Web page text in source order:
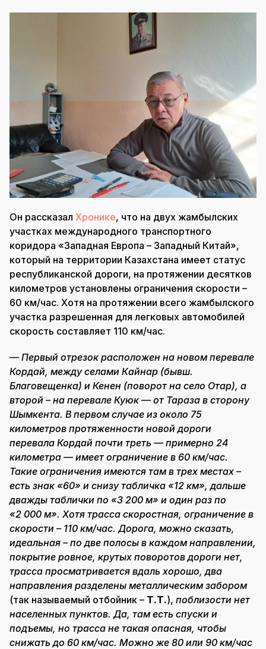
Он рассказал Хронике, что на двух жамбылских
участках международного транспортного
коридора «Западная Европа – Западный Китай»,
который на территории Казахстана имеет статус
республиканской дороги, на протяжении десятков
километров установлены ограничения скорости –
60 км/час. Хотя на протяжении всего жамбылского
участка разрешенная для легковых автомобилей
скорость составляет 110 км/час.
— Первый отрезок расположен на новом перевале
Кордай, между селами Кайнар (бывш.
Благовещенка) и Кенен (поворот на село Отар), а
второй – на перевале Куюк — от Тараза в сторону
Шымкента. В первом случае из около 75
километров протяженности новой дороги
перевала Кордай почти треть — примерно 24
километра — имеет ограничение в 60 км/час.
Такие ограничения имеются там в трех местах –
есть знак «60» и снизу табличка «12 км», дальше
дважды таблички по «3 200 м» и один раз по
«2 000 м». Хотя трасса скоростная, ограничение в
скорости – 110 км/час. Дорога, можно сказать,
идеальная – по две полосы в каждом направлении,
покрытие ровное, крутых поворотов дороги нет,
трасса просматривается вдаль хорошо, два
направления разделены металлическим забором
(так называемый отбойник – Т.Т.), поблизости нет
населенных пунктов. Да, там есть спуски и
подъемы, но трасса не такая опасная, чтобы
снижать до 60 км/час. Можно же 80 или 90 км/час